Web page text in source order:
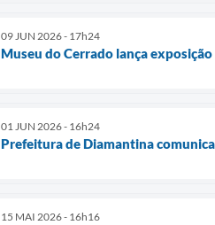
09 JUN 2026 - 17h24
Museu do Cerrado lança
01 JUN 2026 - 16h24
Prefeitura de Diamantina
15 MAI 2026 - 16h16